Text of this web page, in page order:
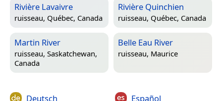
Rivière Lavaivre
ruisseau, Québec, Canada
Rivière Quinchien
ruisseau, Québec, Canada
Martin River
ruisseau, Saskatchewan,
Canada
Belle Eau River
ruisseau, Maurice
Deutsch Español